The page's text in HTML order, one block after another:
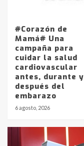
#Corazón de
Mamá# Una
campaña para
cuidar la salud
cardiovascular
antes, durante y
después del
embarazo
6 agosto, 2026